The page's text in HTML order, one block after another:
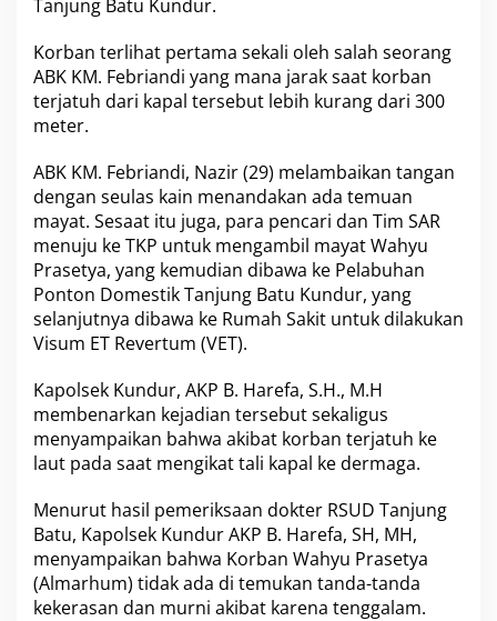
e
m
u
D
a
l
a
m
K
e
a
d
a
n
M
e
n
e
j
u
t
k
a
Tanjung Batu Kundur.
Korban terlihat pertama sekali oleh salah seorang
ABK KM. Febriandi yang mana jarak saat korban
terjatuh dari kapal tersebut lebih kurang dari 300
meter.
ABK KM. Febriandi, Nazir (29) melambaikan tangan
dengan seulas kain menandakan ada temuan
mayat. Sesaat itu juga, para pencari dan Tim SAR
menuju ke TKP untuk mengambil mayat Wahyu
Prasetya, yang kemudian dibawa ke Pelabuhan
Ponton Domestik Tanjung Batu Kundur, yang
selanjutnya dibawa ke Rumah Sakit untuk dilakukan
Visum ET Revertum (VET).
Kapolsek Kundur, AKP B. Harefa, S.H., M.H
membenarkan kejadian tersebut sekaligus
menyampaikan bahwa akibat korban terjatuh ke
laut pada saat mengikat tali kapal ke dermaga.
Menurut hasil pemeriksaan dokter RSUD Tanjung
Batu, Kapolsek Kundur AKP B. Harefa, SH, MH,
menyampaikan bahwa Korban Wahyu Prasetya
(Almarhum) tidak ada di temukan tanda-tanda
kekerasan dan murni akibat karena tenggalam.